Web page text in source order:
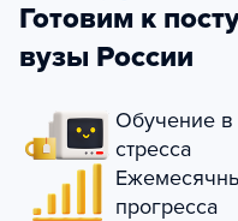
Готовим к
вузы России
Обучение
стресса
прогресса